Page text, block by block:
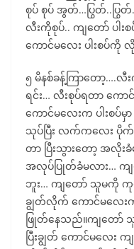
စုပ် စုပ် အွတ်…ပြွတ်..ပြွ
လီးကိုစုပ်.. ကျတော် ပ
ကောင်မလေး ပါးစပ်ကို
၅ မိနစ်ခန့်ကြာတော့….
ရင်း… လီးစုပ်ရတာ ကေ
ကောင်မလေးက ပါးစ
သုပ်ပြီး လက်ကလေး ပိုက်
တာ ပြီးသွားတော့ အလိုး
အလုပ်ပြုတ်ခံမလား… ကျ
ဘူး… ကျတော် သူမကို ကု
ချွတ်လိုက် ကောင်မလေးက
ဖြုတ်နေသည်။ကျတ
ပြီးချွတ် ကောင်မလေး